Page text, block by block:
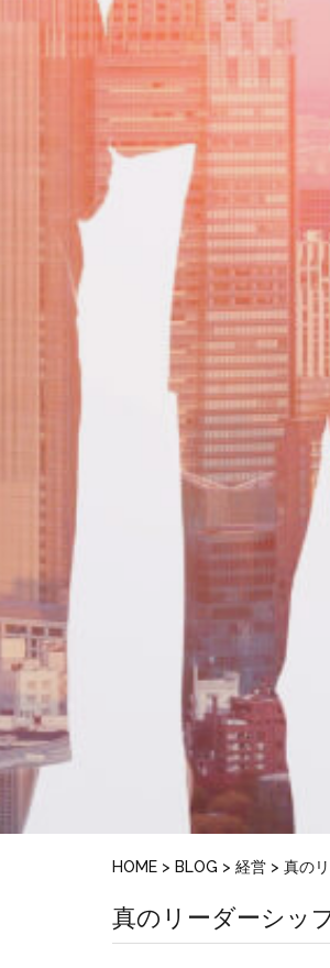
HOME > BLOG > 経営 > 真の
真のリーダーシッ